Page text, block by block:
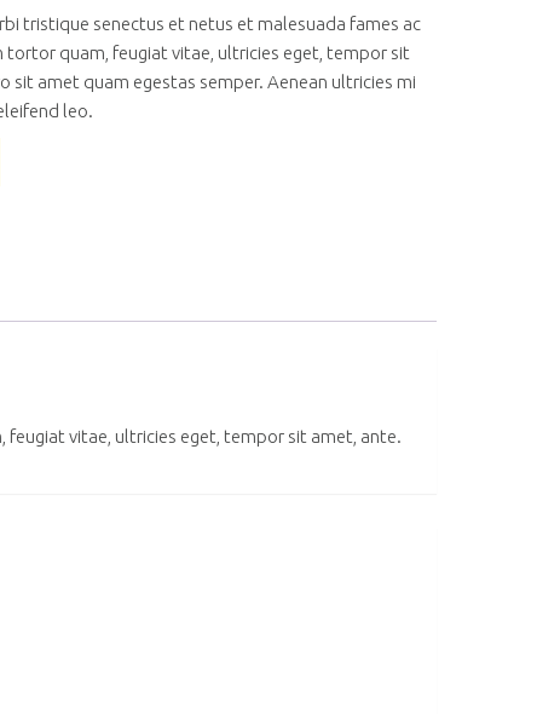
tristique senectus et netus et malesuada fames ac
tortor quam, feugiat vitae, ultricies eget, tempor sit
sit amet quam egestas semper. Aenean ultricies mi
leo.
vitae, ultricies eget, tempor sit amet, ante.